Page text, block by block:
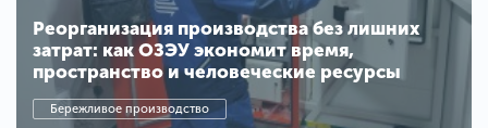
Реорганизация производства без лишних
затрат: как ОЗЭУ экономит время,
пространство и человеческие ресурсы
Бережливое производство